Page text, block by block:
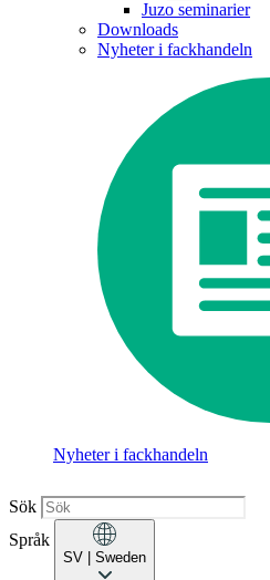
Juzo seminarier
Downloads
Nyheter i fackhandeln
Nyheter i fackhandeln
Sök
Språk
SV | Sweden